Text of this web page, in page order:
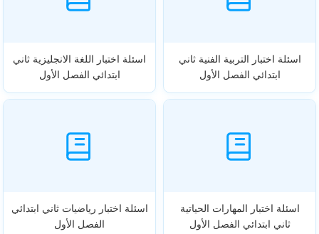
اسئلة اختبار التربية الفنية ثاني
ابتدائي الفصل الأول
اسئلة اختبار اللغة الانجليزية ثاني
ابتدائي الفصل الأول
اسئلة اختبار المهارات الحياتية
ثاني ابتدائي الفصل الأول
اسئلة اختبار رياضيات ثاني ابتدائي
الفصل الأول